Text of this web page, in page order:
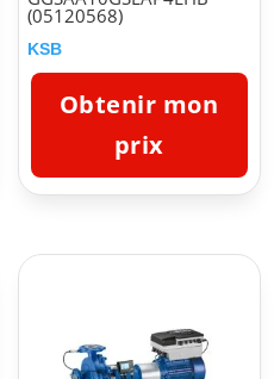
(05120568)
KSB
Obtenir mon
prix